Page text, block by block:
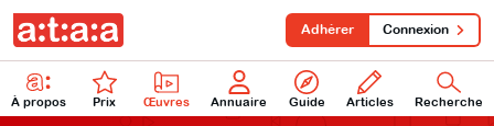
À propos Prix Œuvres Annuaire Guide Articles Recherche
Adhérer Connexion